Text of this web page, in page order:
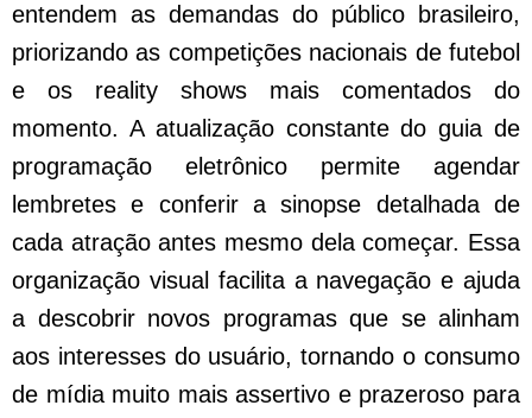
entendem as demandas do público brasileiro,
priorizando as competições nacionais de futebol
e os reality shows mais comentados do
momento. A atualização constante do guia de
programação eletrônico permite agendar
lembretes e conferir a sinopse detalhada de
cada atração antes mesmo dela começar. Essa
organização visual facilita a navegação e ajuda
a descobrir novos programas que se alinham
aos interesses do usuário, tornando o consumo
de mídia muito mais assertivo e prazeroso para